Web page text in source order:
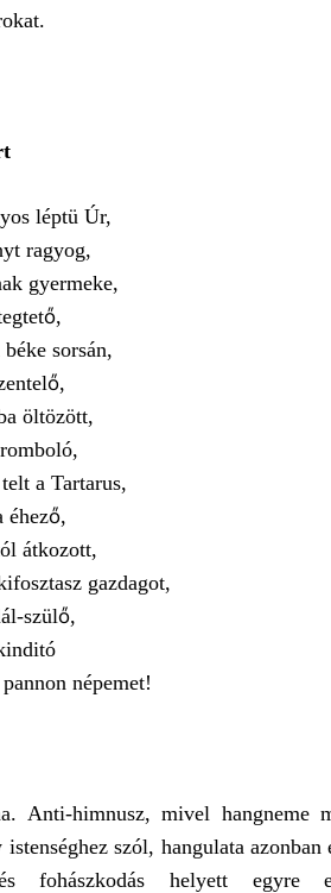
léptü Úr,
ragyog,
gyermeke,
sorsán,
öltözött,
a Tartarus,
éhező,
átkozott,
gazdagot,
szülő,
népemet!
Anti-himnusz, mivel hangneme
szól, hangulata azonban
fohászkodás helyett egyre